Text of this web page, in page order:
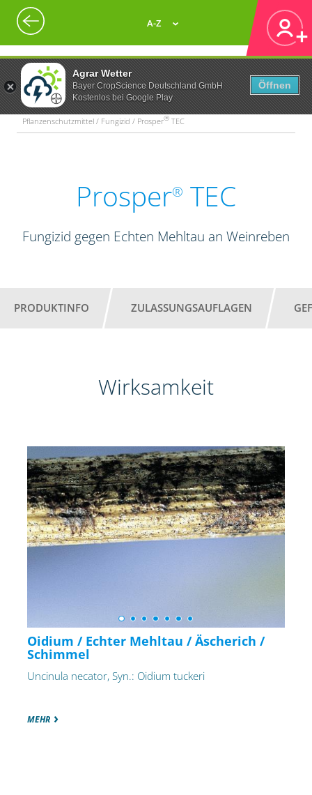
Agrar Wetter
Bayer CropScience Deutschland GmbH
Kostenlos bei Google Play
Öffnen
A-Z
Pflanzenschutzmittel / Fungizid / Prosper® TEC
Prosper® TEC
Fungizid gegen Echten Mehltau an Weinreben
PRODUKTINFO ZULASSUNGSAUFLAGEN
Wirksamkeit
Oidium / Echter Mehltau / Äscherich /
Schimmel
Uncinula necator, Syn.: Oidium tuckeri
MEHR